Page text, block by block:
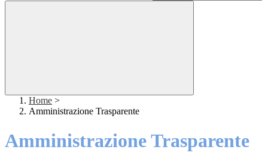
Home >
Amministrazione Trasparente
Amministrazione Trasparente